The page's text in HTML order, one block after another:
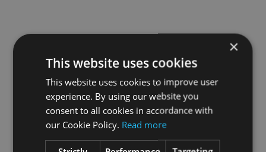
×
This website uses cookies
This website uses cookies to improve user
experience. By using our website you
consent to all cookies in accordance with
our Cookie Policy. Read more